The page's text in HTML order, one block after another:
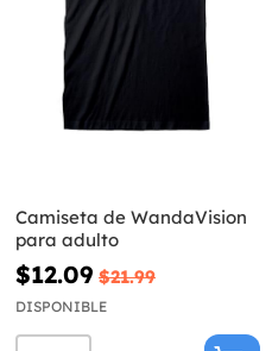
Camiseta de WandaVision
para adulto
$12.09 $21.99
DISPONIBLE